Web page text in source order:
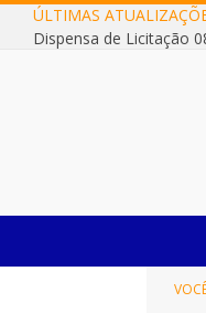
ÚLTIMAS